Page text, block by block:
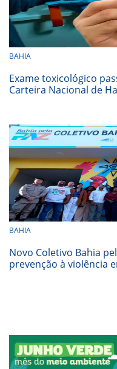
BAHIA
Exame toxicológico
Carteira Nacional de
BAHIA
Novo Coletivo Bahia
prevenção à violência